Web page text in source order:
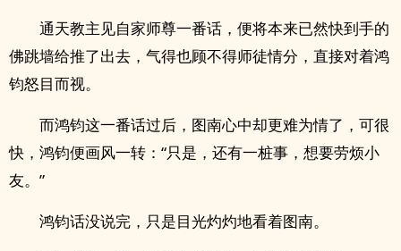
通天教主见自家师尊一番话，便将本来已然快到手的
佛跳墙给推了出去，气得也顾不得师徒情分，直接对着鸿
钧怒目而视。
而鸿钧这一番话过后，图南心中却更难为情了，可很
快，鸿钧便画风一转：“只是，还有一桩事，想要劳烦小
友。”
鸿钧话没说完，只是目光灼灼地看着图南。